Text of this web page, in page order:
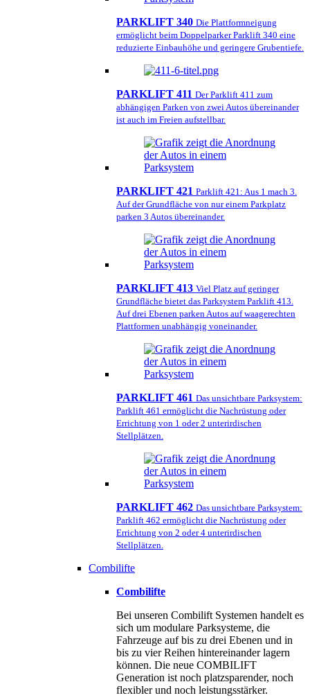
PARKLIFT 340 Die Plattformneigung
ermöglicht beim Doppelparker Parklift 340 eine
reduzierte Einbauhöhe und geringere Grubentiefe.
PARKLIFT 411 Der Parklift 411 zum
abhängigen Parken von zwei Autos übereinander
ist auch im Freien aufstellbar.
PARKLIFT 421 Parklift 421: Aus 1 mach 3.
Auf der Grundfläche von nur einem Parkplatz
parken 3 Autos übereinander.
PARKLIFT 413 Viel Platz auf geringer
Grundfläche bietet das Parksystem Parklift 413.
Auf drei Ebenen parken Autos auf waagerechten
Plattformen unabhängig voneinander.
PARKLIFT 461 Das unsichtbare Parksystem:
Parklift 461 ermöglicht die Nachrüstung oder
Errichtung von 1 oder 2 unterirdischen
Stellplätzen.
PARKLIFT 462 Das unsichtbare Parksystem:
Parklift 462 ermöglicht die Nachrüstung oder
Errichtung von 2 oder 4 unterirdischen
Stellplätzen.
Combilifte
Combilifte
Bei unseren Combilift Systemen handelt es
sich um modulare Parksysteme, die
Fahrzeuge auf bis zu drei Ebenen und in
bis zu vier Reihen hintereinander lagern
können. Die neue COMBILIFT
Generation ist noch platzsparender, noch
flexibler und noch leistungsstärker.